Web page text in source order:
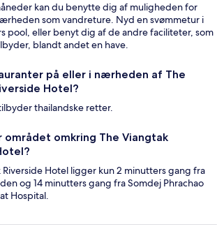
kan du benytte dig af muligheden for
som vandreture. Nyd en svømmetur i
pool, eller benyt dig af de andre faciliteter, som
blandt andet en have.
på eller i nærheden af The
Hotel?
thailandske retter.
området omkring The Viangtak
Riverside Hotel ligger kun 2 minutters gang fra
og 14 minutters gang fra Somdej Phrachao
Hospital.